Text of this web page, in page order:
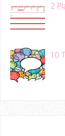
2
10